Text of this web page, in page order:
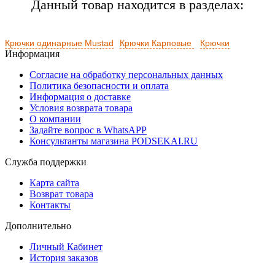
Данный товар находится в разделах:
Крючки одинарные Mustad Крючки Карповые Крючки
Информация
Согласие на обработку персональных данных
Политика безопасности и оплата
Информация о доставке
Условия возврата товара
О компании
Задайте вопрос в WhatsAPP
Консультанты магазина PODSEKAI.RU
Служба поддержки
Карта сайта
Возврат товара
Контакты
Дополнительно
Личный Кабинет
История заказов